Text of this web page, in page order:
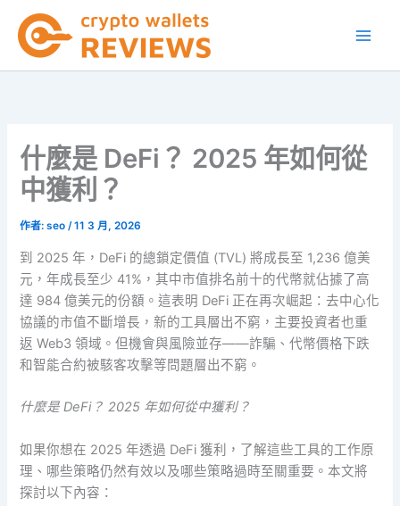
要
什麼是 DeFi？ 2025 年如何從
中獲利？
作者:seo/11 3 月, 2026
到 2025 年，DeFi 的總鎖定價值 (TVL) 將成長至 1,236 億美
元，年成長至少 41%，其中市值排名前十的代幣就佔據了高
達 984 億美元的份額。這表明 DeFi 正在再次崛起：去中心化
協議的市值不斷增長，新的工具層出不窮，主要投資者也重
返 Web3 領域。但機會與風險並存——詐騙、代幣價格下跌
和智能合約被駭客攻擊等問題層出不窮。
什麼是 DeFi？ 2025 年如何從中獲利？
如果你想在 2025 年透過 DeFi 獲利，​​了解這些工具的工作原
理、哪些策略仍然有效以及哪些策略過時至關重要。本文將
探討以下內容：